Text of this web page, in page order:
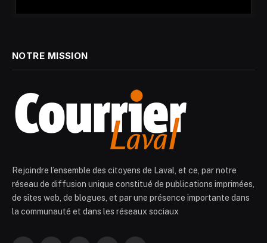
NOTRE MISSION
Rejoindre l’ensemble des citoyens de Laval, et ce, par notre
réseau de diffusion unique constitué de publications imprimées,
de sites web, de blogues, et par une présence importante dans
la communauté et dans les réseaux sociaux